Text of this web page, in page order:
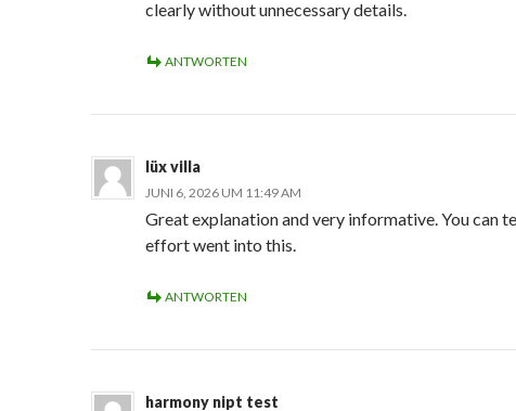
clearly without unnecessary details.
ANTWORTEN
lüx villa
JUNI 6, 2026 UM 11:49 AM
Great explanation and very informative. You can
effort went into this.
ANTWORTEN
harmony nipt test